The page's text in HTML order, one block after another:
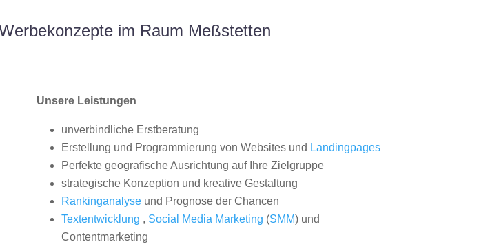
im Raum Meßstetten
Unsere Leistungen
unverbindliche Erstberatung
Erstellung und Programmierung von Websites und Landingpages
Perfekte geografische Ausrichtung auf Ihre Zielgruppe
strategische Konzeption und kreative Gestaltung
Rankinganalyseund Prognose der Chancen
Textentwicklung , Social Media Marketing (SMM) und
Contentmarketing